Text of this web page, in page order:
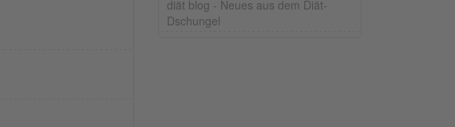
diät blog - Neues aus dem Diät-
Dschungel